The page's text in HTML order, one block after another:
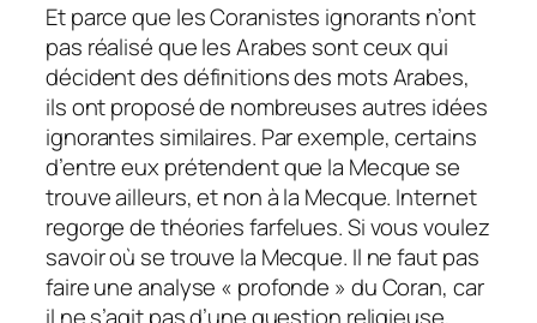
Et parce que les Coranistes ignorants n’ont
pas réalisé que les Arabes sont ceux qui
décident des définitions des mots Arabes,
ils ont proposé de nombreuses autres idées
ignorantes similaires. Par exemple, certains
d’entre eux prétendent que la Mecque se
trouve ailleurs, et non à la Mecque. Internet
regorge de théories farfelues. Si vous voulez
savoir où se trouve la Mecque. Il ne faut pas
faire une analyse « profonde » du Coran, car